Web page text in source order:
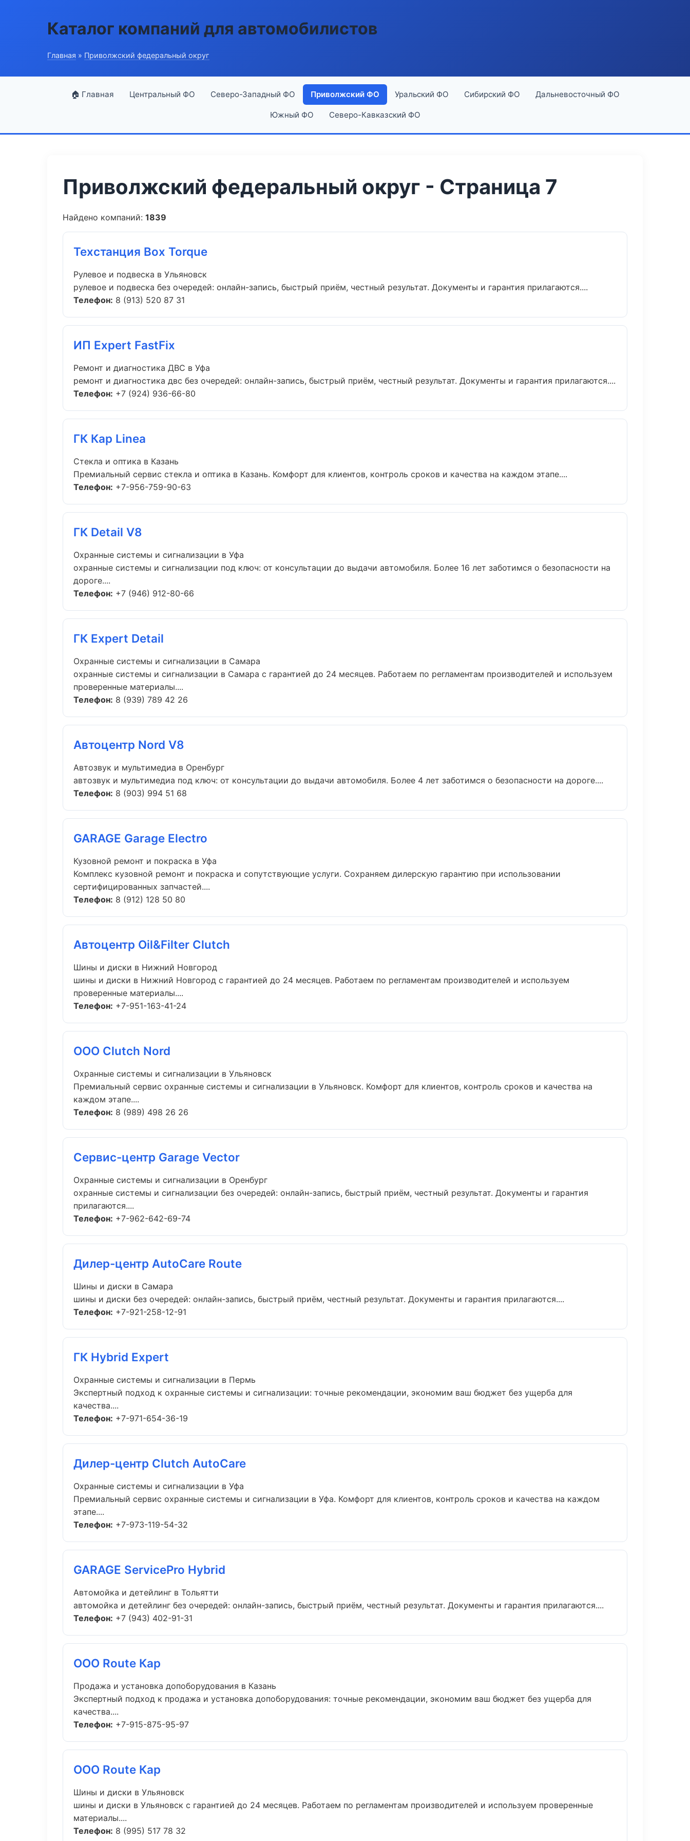
Каталог компаний для автомобилистов
Главная » Приволжский федеральный округ
🏠 Главная Центральный ФО Северо-Западный ФО Приволжский ФО Уральский ФО Сибирский ФО Дальневосточный ФО
Южный ФО Северо-Кавказский ФО
Приволжский федеральный округ - Страница 7
Найдено компаний: 1839
Техстанция Box Torque
Рулевое и подвеска в Ульяновск
рулевое и подвеска без очередей: онлайн-запись, быстрый приём, честный результат. Документы и гарантия прилагаются....
Телефон: 8 (913) 520 87 31
ИП Expert FastFix
Ремонт и диагностика ДВС в Уфа
ремонт и диагностика двс без очередей: онлайн-запись, быстрый приём, честный результат. Документы и гарантия прилагаются....
Телефон: +7 (924) 936-66-80
ГК Кар Linea
Стекла и оптика в Казань
Премиальный сервис стекла и оптика в Казань. Комфорт для клиентов, контроль сроков и качества на каждом этапе....
Телефон: +7-956-759-90-63
ГК Detail V8
Охранные системы и сигнализации в Уфа
охранные системы и сигнализации под ключ: от консультации до выдачи автомобиля. Более 16 лет заботимся о безопасности на
дороге....
Телефон: +7 (946) 912-80-66
ГК Expert Detail
Охранные системы и сигнализации в Самара
охранные системы и сигнализации в Самара с гарантией до 24 месяцев. Работаем по регламентам производителей и используем
проверенные материалы....
Телефон: 8 (939) 789 42 26
Автоцентр Nord V8
Автозвук и мультимедиа в Оренбург
автозвук и мультимедиа под ключ: от консультации до выдачи автомобиля. Более 4 лет заботимся о безопасности на дороге....
Телефон: 8 (903) 994 51 68
GARAGE Garage Electro
Кузовной ремонт и покраска в Уфа
Комплекс кузовной ремонт и покраска и сопутствующие услуги. Сохраняем дилерскую гарантию при использовании
сертифицированных запчастей....
Телефон: 8 (912) 128 50 80
Автоцентр Oil&Filter Clutch
Шины и диски в Нижний Новгород
шины и диски в Нижний Новгород с гарантией до 24 месяцев. Работаем по регламентам производителей и используем
проверенные материалы....
Телефон: +7-951-163-41-24
ООО Clutch Nord
Охранные системы и сигнализации в Ульяновск
Премиальный сервис охранные системы и сигнализации в Ульяновск. Комфорт для клиентов, контроль сроков и качества на
каждом этапе....
Телефон: 8 (989) 498 26 26
Сервис-центр Garage Vector
Охранные системы и сигнализации в Оренбург
охранные системы и сигнализации без очередей: онлайн-запись, быстрый приём, честный результат. Документы и гарантия
прилагаются....
Телефон: +7-962-642-69-74
Дилер-центр AutoCare Route
Шины и диски в Самара
шины и диски без очередей: онлайн-запись, быстрый приём, честный результат. Документы и гарантия прилагаются....
Телефон: +7-921-258-12-91
ГК Hybrid Expert
Охранные системы и сигнализации в Пермь
Экспертный подход к охранные системы и сигнализации: точные рекомендации, экономим ваш бюджет без ущерба для
качества....
Телефон: +7-971-654-36-19
Дилер-центр Clutch AutoCare
Охранные системы и сигнализации в Уфа
Премиальный сервис охранные системы и сигнализации в Уфа. Комфорт для клиентов, контроль сроков и качества на каждом
этапе....
Телефон: +7-973-119-54-32
GARAGE ServicePro Hybrid
Автомойка и детейлинг в Тольятти
автомойка и детейлинг без очередей: онлайн-запись, быстрый приём, честный результат. Документы и гарантия прилагаются....
Телефон: +7 (943) 402-91-31
ООО Route Кар
Продажа и установка допоборудования в Казань
Экспертный подход к продажа и установка допоборудования: точные рекомендации, экономим ваш бюджет без ущерба для
качества....
Телефон: +7-915-875-95-97
ООО Route Кар
Шины и диски в Ульяновск
шины и диски в Ульяновск с гарантией до 24 месяцев. Работаем по регламентам производителей и используем проверенные
материалы....
Телефон: 8 (995) 517 78 32